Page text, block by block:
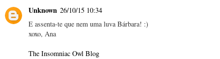
Unknown 26/10/15 10:34
E assenta-te que nem uma luva Bárbara! :)
xoxo, Ana
The Insomniac Owl Blog